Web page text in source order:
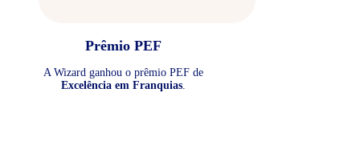
Prêmio PEF
A Wizard ganhou o prêmio PEF de
Excelência em Franquias.